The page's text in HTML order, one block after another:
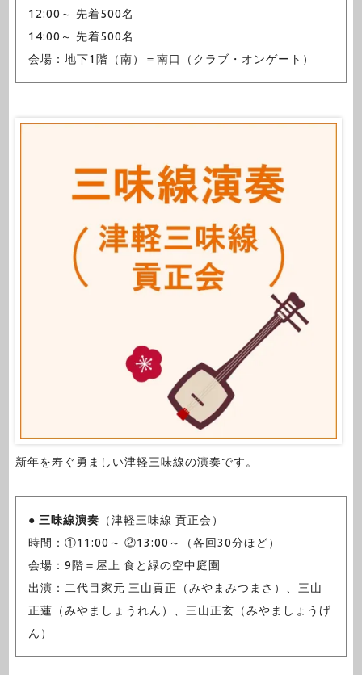
12:00～ 先着500名
14:00～ 先着500名
会場：地下1階（南）＝南口（クラブ・オンゲート）
新年を寿ぐ勇ましい津軽三味線の演奏です。
● 三味線演奏 （津軽三味線 貢正会）
時間：①11:00～ ②13:00～（各回30分ほど）
会場：9階＝屋上 食と緑の空中庭園
出演：二代目家元 三山貢正（みやまみつまさ）、三山
正蓮（みやましょうれん）、三山正玄（みやましょうげ
ん）